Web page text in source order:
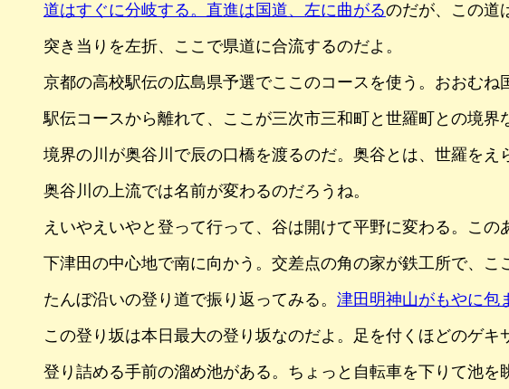
道はすぐに分岐する。直進は国道、左に曲がるのだが、この道
突き当りを左折、ここで県道に合流するのだよ。
京都の高校駅伝の広島県予選でここのコースを使う。おおむ
駅伝コースから離れて、ここが三次市三和町と世羅町との境界
境界の川が奥谷川で辰の口橋を渡るのだ。奥谷とは、世羅を
奥谷川の上流では名前が変わるのだろうね。
えいやえいやと登って行って、谷は開けて平野に変わる。この
下津田の中心地で南に向かう。交差点の角の家が鉄工所で、こ
たんぼ沿いの登り道で振り返ってみる。 津田明神山がもやに包
この登り坂は本日最大の登り坂なのだよ。足を付くほどのゲキ
登り詰める手前の溜め池がある。ちょっと自転車を下りて池を